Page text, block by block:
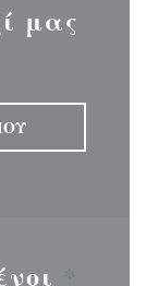
μας